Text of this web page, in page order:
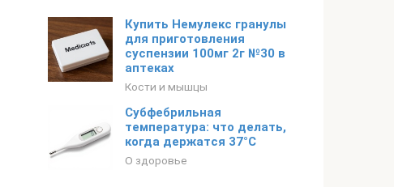
Купить Немулекс гранулы
для приготовления
суспензии 100мг 2г №30 в
аптеках
Кости и мышцы
Субфебрильная
температура: что делать,
когда держатся 37°С
О здоровье